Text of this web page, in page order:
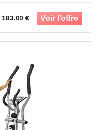
183.00 €